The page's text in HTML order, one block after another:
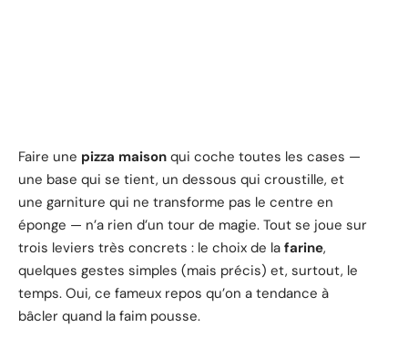
Faire une pizza maison qui coche toutes les cases —
une base qui se tient, un dessous qui croustille, et
une garniture qui ne transforme pas le centre en
éponge — n’a rien d’un tour de magie. Tout se joue sur
trois leviers très concrets : le choix de la farine,
quelques gestes simples (mais précis) et, surtout, le
temps. Oui, ce fameux repos qu’on a tendance à
bâcler quand la faim pousse.